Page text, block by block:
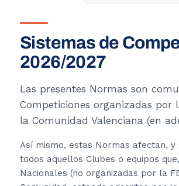
Sistemas de
2026/2027
Las presentes Normas son
Competiciones organizadas por
la Comunidad Valenciana (en
Así mismo, estas Normas afectan,
todos aquellos Clubes o equipos
Nacionales (no organizadas por la